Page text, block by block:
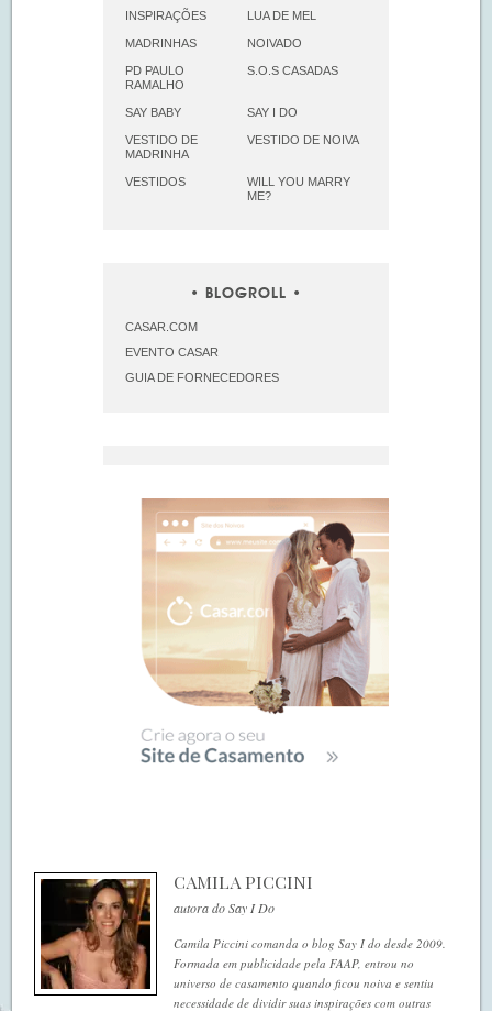
INSPIRAÇÕES LUA DE MEL
MADRINHAS NOIVADO
PD PAULO
RAMALHO
S.O.S CASADAS
SAY BABY SAY I DO
VESTIDO DE
MADRINHA
VESTIDO DE NOIVA
VESTIDOS
WILL YOU MARRY
ME?
BLOGROLL
CASAR.COM
EVENTO CASAR
GUIA DE FORNECEDORES
CAMILA PICCINI
autora do Say I Do
Camila Piccini comanda o blog Say I do desde 2009.
Formada em publicidade pela FAAP, entrou no
universo de casamento quando ficou noiva e sentiu
necessidade de dividir suas inspirações com outras